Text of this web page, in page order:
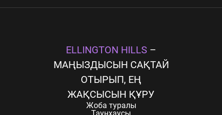
ELLINGTON HILLS –
МАҢЫЗДЫСЫН САҚТАЙ
ОТЫРЫП, ЕҢ
ЖАҚСЫСЫН ҚҰРУ
Жоба туралы